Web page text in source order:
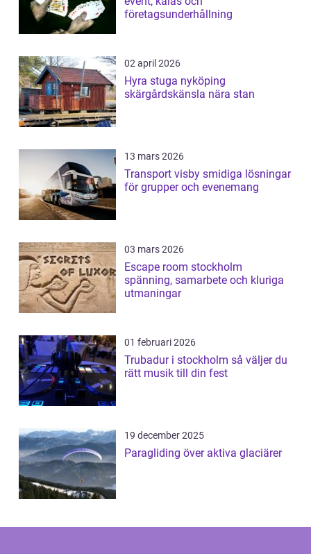
företagsunderhållning
02 april 2026
Hyra stuga nyköping
skärgårdskänsla nära stan
13 mars 2026
Transport visby smidiga lösningar
för grupper och evenemang
03 mars 2026
Escape room stockholm
spänning, samarbete och kluriga
utmaningar
01 februari 2026
Trubadur i stockholm så väljer du
rätt musik till din fest
19 december 2025
Paragliding över aktiva glaciärer